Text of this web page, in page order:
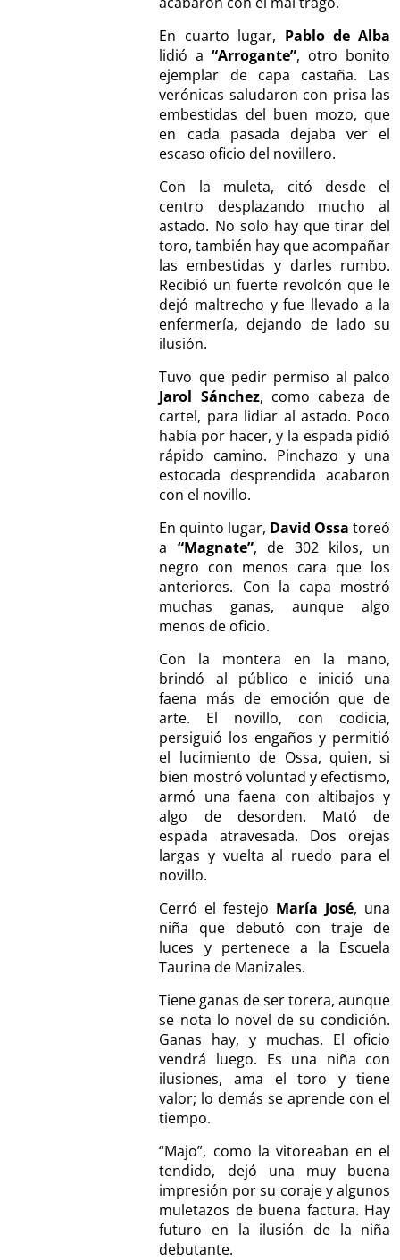
En cuarto lugar, Pablo de Alba
lidió a“Arrogante”, otro bonito
ejemplar de capa castaña. Las
verónicas saludaron con prisa las
embestidas del buen mozo, que
en cada pasada dejaba ver el
escaso oficio del novillero.
Con la muleta, citó desde el
centro desplazando mucho al
astado. No solo hay que tirar del
toro, también hay que acompañar
las embestidas y darles rumbo.
Recibió un fuerte revolcón que le
dejó maltrecho y fue llevado a la
enfermería, dejando de lado su
ilusión.
Tuvo que pedir permiso al palco
Jarol Sánchez, como cabeza de
cartel, para lidiar al astado. Poco
había por hacer, y la espada pidió
rápido camino. Pinchazo y una
estocada desprendida acabaron
con el novillo.
En quinto lugar, David Ossa toreó
a “Magnate”, de 302 kilos, un
negro con menos cara que los
anteriores. Con la capa mostró
muchas ganas, aunque algo
menos de oficio.
Con la montera en la mano,
brindó al público e inició una
faena más de emoción que de
arte. El novillo, con codicia,
persiguió los engaños y permitió
el lucimiento de Ossa, quien, si
bien mostró voluntad y efectismo,
armó una faena con altibajos y
algo de desorden. Mató de
espada atravesada. Dos orejas
largas y vuelta al ruedo para el
novillo.
Cerró el festejo María José, una
niña que debutó con traje de
luces y pertenece a la Escuela
Taurina de Manizales.
Tiene ganas de ser torera, aunque
se nota lo novel de su condición.
Ganas hay, y muchas. El oficio
vendrá luego. Es una niña con
ilusiones, ama el toro y tiene
valor; lo demás se aprende con el
tiempo.
“Majo”, como la vitoreaban en el
tendido, dejó una muy buena
impresión por su coraje y algunos
muletazos de buena factura. Hay
futuro en la ilusión de la niña
debutante.